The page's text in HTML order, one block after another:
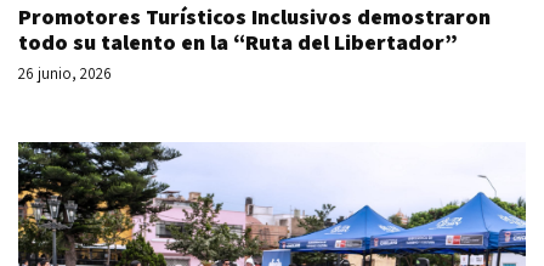
Promotores Turísticos Inclusivos demostraron
todo su talento en la “Ruta del Libertador”
26 junio, 2026